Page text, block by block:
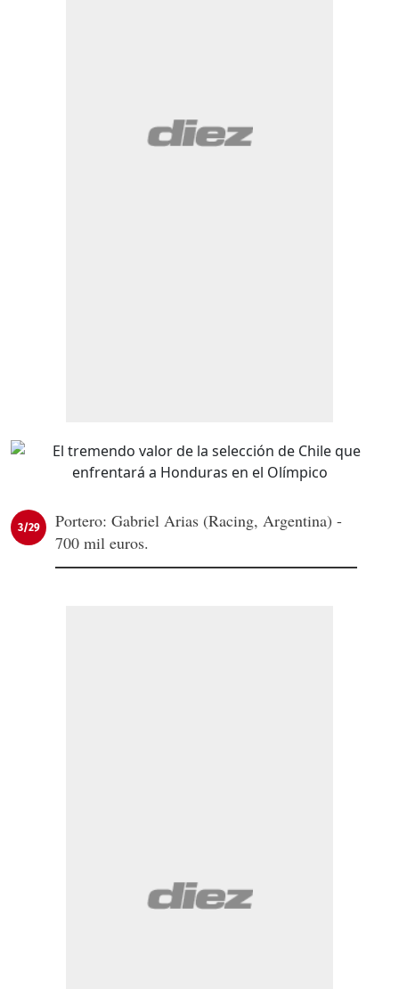
3/29
Portero: Gabriel Arias (Racing, Argentina) -
700 mil euros.